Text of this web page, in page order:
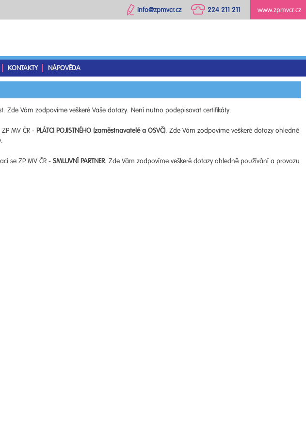
www.zpmvcr.cz
224 211 211
info@zpmvcr.cz
KONTAKTY NÁPOVĚDA
Zde Vám zodpovíme veškeré Vaše dotazy. Není nutno podepisovat certifikáty.
MV ČR - PLÁTCI POJISTNÉHO (zaměstnavatelé a OSVČ). Zde Vám zodpovíme veškeré dotazy ohledně
se ZP MV ČR - SMLUVNÍ PARTNER. Zde Vám zodpovíme veškeré dotazy ohledně používání a provozu